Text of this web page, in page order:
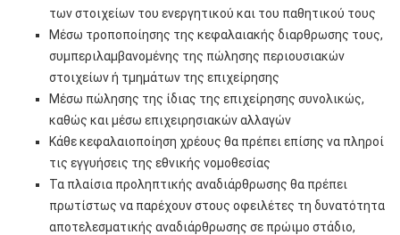
των στοιχείων του ενεργητικού και του παθητικού τους
Μέσω τροποποίησης της κεφαλαιακής διαρθρωσης τους,
συμπεριλαμβανομένης της πώλησης περιουσιακών
στοιχείων ή τμημάτων της επιχείρησης
Μέσω πώλησης της ίδιας της επιχείρησης συνολικώς,
καθώς και μέσω επιχειρησιακών αλλαγών
Κάθε κεφαλαιοποίηση χρέους θα πρέπει επίσης να πληροί
τις εγγυήσεις της εθνικής νομοθεσίας
Τα πλαίσια προληπτικής αναδιάρθρωσης θα πρέπει
πρωτίστως να παρέχουν στους οφειλέτες τη δυνατότητα
αποτελεσματικής αναδιάρθρωσης σε πρώιμο στάδιο,